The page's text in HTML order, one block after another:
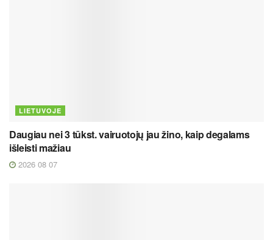
LIETUVOJE
Daugiau nei 3 tūkst. vairuotojų jau žino, kaip degalams
išleisti mažiau
2026 08 07